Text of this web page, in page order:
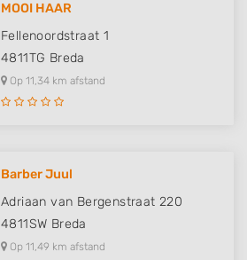
MOOI HAAR
Fellenoordstraat 1
4811TG Breda
Op 11,34 km afstand
Barber Juul
Adriaan van Bergenstraat 220
4811SW Breda
Op 11,49 km afstand